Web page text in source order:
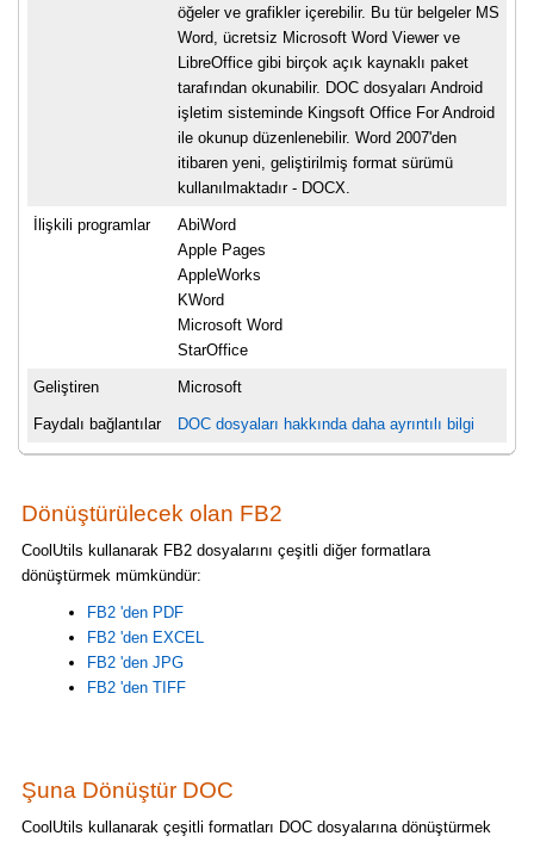
öğeler ve grafikler içerebilir. Bu tür belgeler MS
Word, ücretsiz Microsoft Word Viewer ve
LibreOffice gibi birçok açık kaynaklı paket
tarafından okunabilir. DOC dosyaları Android
işletim sisteminde Kingsoft Office For Android
ile okunup düzenlenebilir. Word 2007'den
itibaren yeni, geliştirilmiş format sürümü
kullanılmaktadır - DOCX.
İlişkili programlar
AbiWord
Apple Pages
AppleWorks
KWord
Microsoft Word
StarOffice
Geliştiren Microsoft
Faydalı bağlantılar DOC dosyaları hakkında daha ayrıntılı bilgi
Dönüştürülecek olan FB2
CoolUtils kullanarak FB2 dosyalarını çeşitli diğer formatlara
dönüştürmek mümkündür:
FB2 'den PDF
FB2 'den EXCEL
FB2 'den JPG
FB2 'den TIFF
Şuna Dönüştür DOC
CoolUtils kullanarak çeşitli formatları DOC dosyalarına dönüştürmek